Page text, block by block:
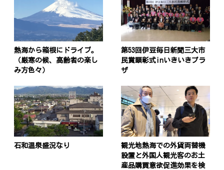
熱海から箱根にドライブ。
（厳寒の候、高齢者の楽し
み方色々）
第53回伊豆毎日新聞三大市
民賞顕彰式inいきいきプラ
ザ
石和温泉盛況なり
観光地熱海での外貨両替機
設置と外国人観光客のお土
産品購買意欲促進効果を検